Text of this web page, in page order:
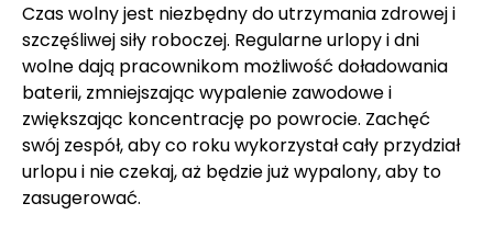
Czas wolny jest niezbędny do utrzymania zdrowej i
szczęśliwej siły roboczej. Regularne urlopy i dni
wolne dają pracownikom możliwość doładowania
baterii, zmniejszając wypalenie zawodowe i
zwiększając koncentrację po powrocie. Zachęć
swój zespół, aby co roku wykorzystał cały przydział
urlopu i nie czekaj, aż będzie już wypalony, aby to
zasugerować.